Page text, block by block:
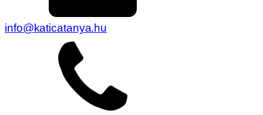
info@katicatanya.hu